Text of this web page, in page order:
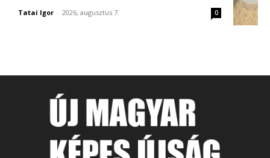
Tatai Igor - 2026, augusztus 7. 0